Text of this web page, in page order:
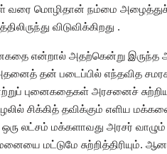
வரை மொழிதான் நம்மை
விடுவிக்கிறது .
என்றால் அதற்கென்று இருந்த
தன் படைப்பில் எந்தவித
புனைகதைகள் அரசனைச்
சிக்கித் தவிக்கும் எளிய
ஒரு லட்சம் மக்களாவது அரசர்
மட்டுமே சுற்றித்திரியும்.